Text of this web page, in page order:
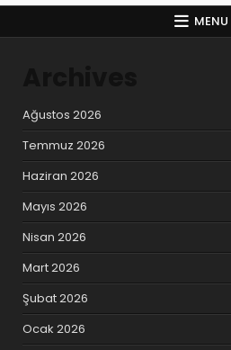
MENU
Ağustos 2026
Temmuz 2026
Haziran 2026
Mayıs 2026
Nisan 2026
Mart 2026
Şubat 2026
Ocak 2026